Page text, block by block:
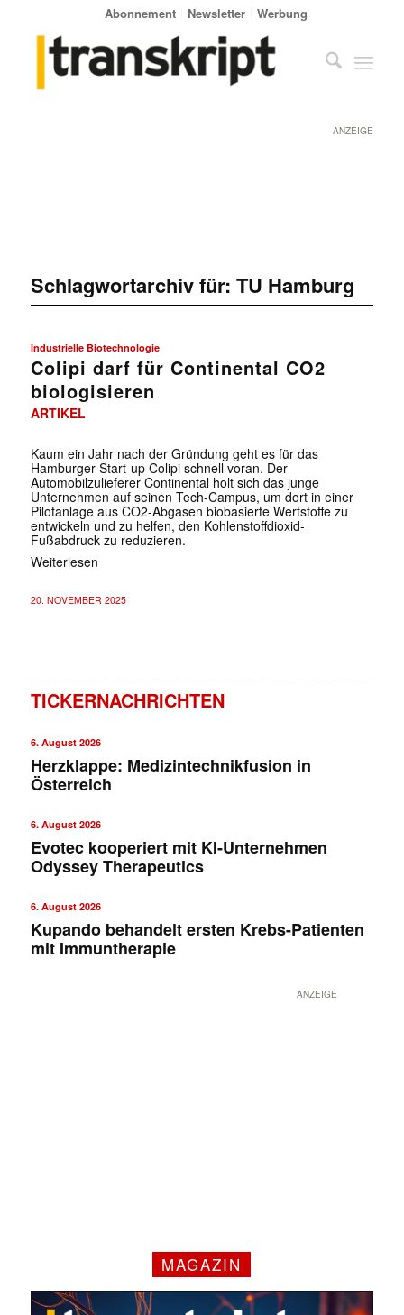
Abonnement Newsletter Werbung
ANZEIGE
Schlagwortarchiv für: TU Hamburg
Industrielle Biotechnologie
Colipi darf für Continental CO2
biologisieren
ARTIKEL
Kaum ein Jahr nach der Gründung geht es für das
Hamburger Start-up Colipi schnell voran. Der
Automobilzulieferer Continental holt sich das junge
Unternehmen auf seinen Tech-Campus, um dort in einer
Pilotanlage aus CO2-Abgasen biobasierte Wertstoffe zu
entwickeln und zu helfen, den Kohlenstoffdioxid-
Fußabdruck zu reduzieren.
Weiterlesen
20. NOVEMBER 2025
TICKERNACHRICHTEN
6. August 2026
Herzklappe: Medizintechnikfusion in
Österreich
6. August 2026
Evotec kooperiert mit KI-Unternehmen
Odyssey Therapeutics
6. August 2026
Kupando behandelt ersten Krebs-Patienten
mit Immuntherapie
ANZEIGE
MAGAZIN